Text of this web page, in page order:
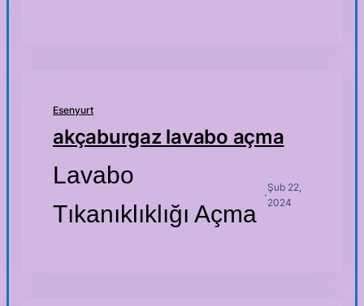
Esenyurt
akçaburgaz lavabo açma
Lavabo
Tıkanıklıklığı Açma
·
Şub 22,
2024